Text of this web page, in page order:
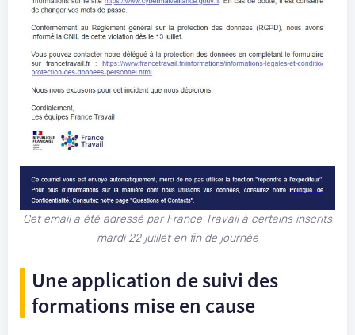
Cet email a été adressé par France Travail à certains inscrits
mardi 22 juillet en fin de journée
Une application de suivi des
formations mise en cause